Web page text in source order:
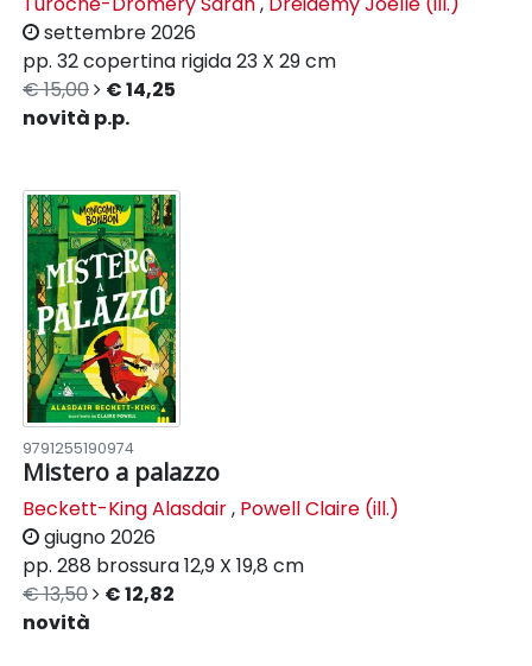
settembre 2026
pp. 32copertina rigida23 X 29 cm
€ 15,00
€ 14,25
novità p.p.
9791255190974
Mistero a palazzo
Beckett-King Alasdair, Powell Claire (ill.)
giugno 2026
pp. 288 brossura12,9 X 19,8 cm
€ 13,50
€ 12,82
novità